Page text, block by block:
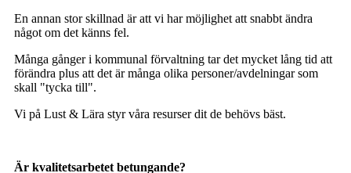
En annan stor skillnad är att vi har möjlighet att snabbt ändra
något om det känns fel.
Många gånger i kommunal förvaltning tar det mycket lång tid att
förändra plus att det är många olika personer/avdelningar som
skall "tycka till".
Vi på Lust & Lära styr våra resurser dit de behövs bäst.
Är kvalitetsarbetet betungande?